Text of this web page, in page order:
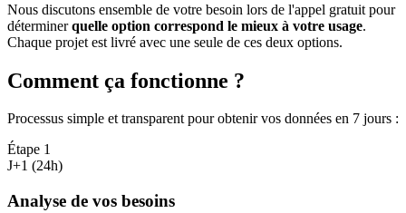
Nous discutons ensemble de votre besoin lors de l'appel gratuit pour
déterminerquelle option correspond le mieux à votre usage.
Chaque projet est livré avec une seule de ces deux options.
Comment ça fonctionne ?
Processus simple et transparent pour obtenir vos données en 7 jours :
Étape 1
J+1 (24h)
Analyse de vos besoins